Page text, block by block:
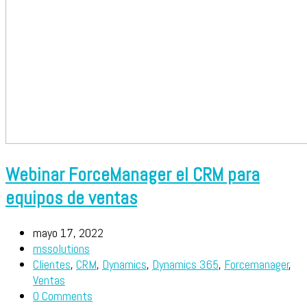
Webinar ForceManager el CRM para
equipos de ventas
mayo 17, 2022
mssolutions
Clientes, CRM, Dynamics, Dynamics 365, Forcemanager,
Ventas
0 Comments